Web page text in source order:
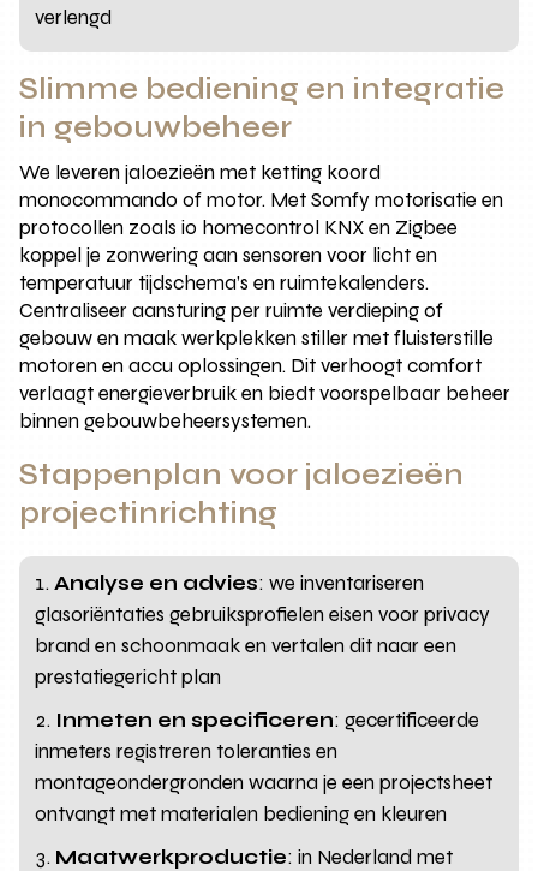
verlengd
Slimme bediening en integratie
in gebouwbeheer
We leveren jaloezieën met ketting koord
monocommando of motor. Met Somfy motorisatie en
protocollen zoals io homecontrol KNX en Zigbee
koppel je zonwering aan sensoren voor licht en
temperatuur tijdschema’s en ruimtekalenders.
Centraliseer aansturing per ruimte verdieping of
gebouw en maak werkplekken stiller met fluisterstille
motoren en accu oplossingen. Dit verhoogt comfort
verlaagt energieverbruik en biedt voorspelbaar beheer
binnen gebouwbeheersystemen.
Stappenplan voor jaloezieën
projectinrichting
Analyse en advies: we inventariseren
glasoriëntaties gebruiksprofielen eisen voor privacy
brand en schoonmaak en vertalen dit naar een
prestatiegericht plan
Inmeten en specificeren: gecertificeerde
inmeters registreren toleranties en
montageondergronden waarna je een projectsheet
ontvangt met materialen bediening en kleuren
Maatwerkproductie: in Nederland met